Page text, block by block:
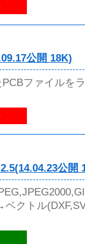
公開 18K)
ファイルを
公開
クトル